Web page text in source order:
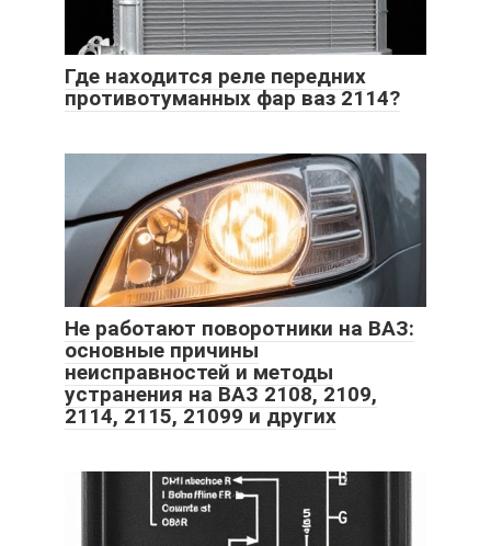
Где находится реле передних
противотуманных фар ваз 2114?
Не работают поворотники на ВАЗ:
основные причины
неисправностей и методы
устранения на ВАЗ 2108, 2109,
2114, 2115, 21099 и других